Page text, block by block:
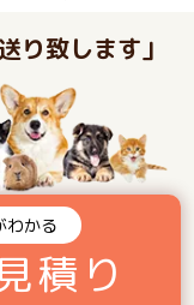
り致します」
わかる
積り